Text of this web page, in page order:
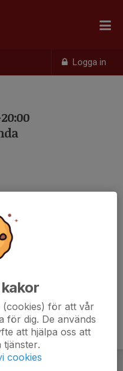
Logga in
(cookies) för att vår
för dig. De används
att hjälpa oss att
cookies